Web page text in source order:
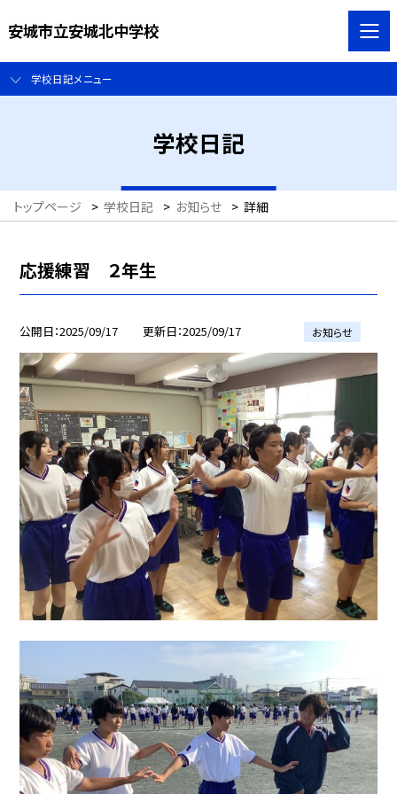
安城市立安城北中学校
学校日記メニュー
学校日記
トップページ > 学校日記 > お知らせ > 詳細
応援練習 ２年生
公開日 2025/09/17 更新日 2025/09/17 お知らせ